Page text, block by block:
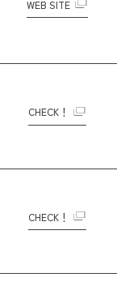
WEB SITE
CHECK！
CHECK！